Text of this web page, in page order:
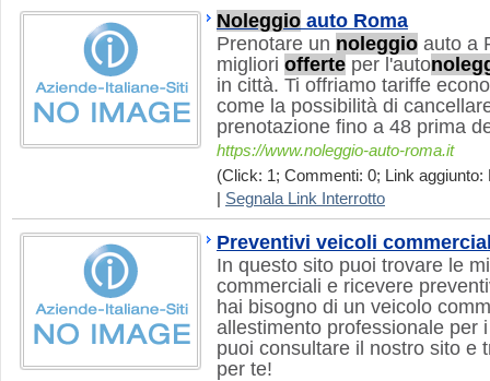
Noleggio auto Roma
Prenotare un noleggio auto a
migliori offerte per l'auto
in città. Ti offriamo tariffe
come la possibilità di
prenotazione fino a 48 prima
https://www.noleggio-auto-roma.it
(Click: 1; Commenti: 0; Link aggiunto:
Segnala Link Interrotto
Preventivi veicoli
In questo sito puoi trovare le
commerciali e ricevere
hai bisogno di un veicolo
allestimento professionale per
puoi consultare il nostro sito e
per te!